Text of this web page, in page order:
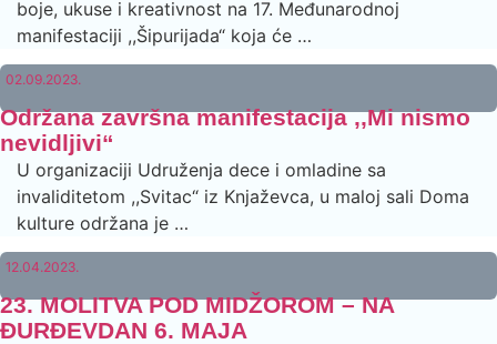
boje, ukuse i kreativnost na 17. Međunarodnoj
manifestaciji ,,Šipurijada“ koja će …
02.09.2023.
Održana završna manifestacija ,,Mi nismo
nevidljivi“
U organizaciji Udruženja dece i omladine sa
invaliditetom ,,Svitac“ iz Knjaževca, u maloj sali Doma
kulture održana je …
12.04.2023.
23. MOLITVA POD MIDŽOROM – NA
ĐURĐEVDAN 6. MAJA